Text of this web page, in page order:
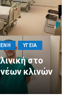
δράση